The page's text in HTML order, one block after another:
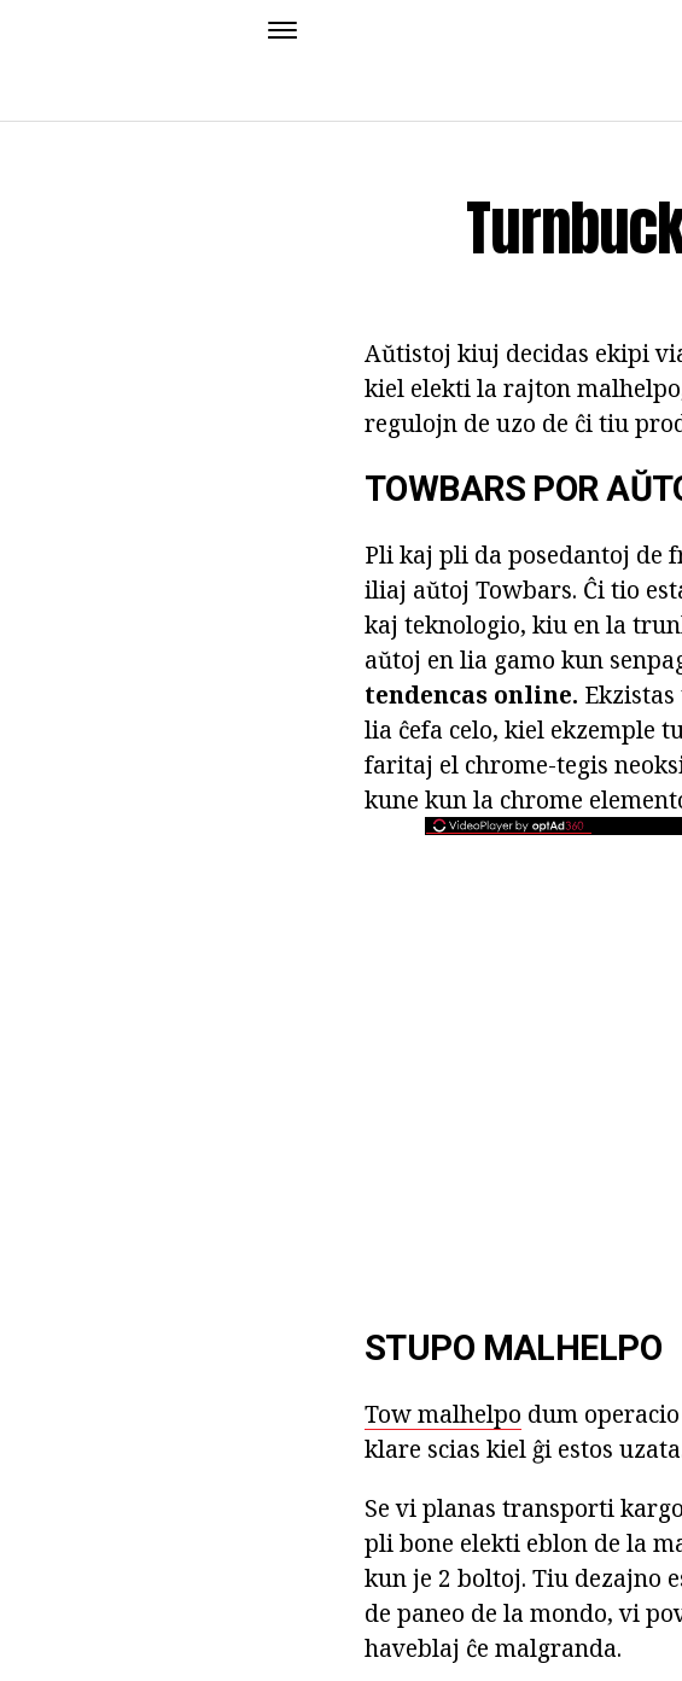
Aŭtistoj kiuj decidas ekipi
kiel elekti la rajton
regulojn de uzo de ĉi tiu
TOWBARS POR
Pli kaj pli da posedantoj de
iliaj aŭtoj Towbars. Ĉi tio
kaj teknologio, kiu en la
aŭtoj en lia gamo kun
tendencas online.
lia ĉefa celo, kiel ekzemple
faritaj el chrome-tegis
kune kun la chrome
STUPO MALHELPO
Tow malhelpo dum
klare scias kiel ĝi estos
Se vi planas transporti
pli bone elekti eblon de la
kun je 2 boltoj. Tiu dezajno
de paneo de la mondo, vi
haveblaj ĉe malgranda.